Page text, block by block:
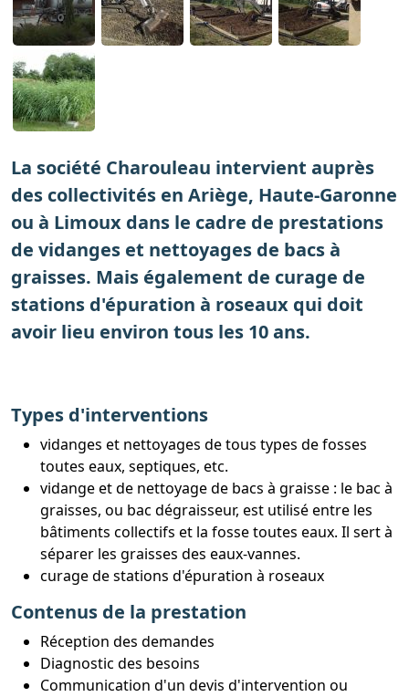
La société Charouleau intervient auprès
des collectivités en Ariège, Haute-Garonne
ou à Limoux dans le cadre de prestations
de vidanges et nettoyages de bacs à
graisses. Mais également de curage de
stations d'épuration à roseaux qui doit
avoir lieu environ tous les 10 ans.
Types d'interventions
vidanges et nettoyages de tous types de fosses
toutes eaux, septiques, etc.
vidange et de nettoyage de bacs à graisse : le bac à
graisses, ou bac dégraisseur, est utilisé entre les
bâtiments collectifs et la fosse toutes eaux. Il sert à
séparer les graisses des eaux-vannes.
curage de stations d'épuration à roseaux
Contenus de la prestation
Réception des demandes
Diagnostic des besoins
Communication d'un devis d'intervention ou